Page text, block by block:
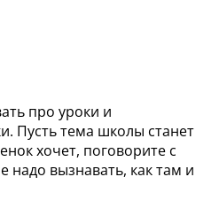
про уроки и
Пусть тема школы станет
хочет, поговорите с
надо вызнавать, как там и